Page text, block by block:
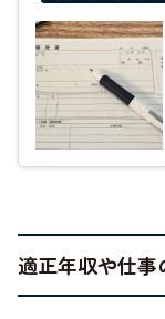
適正年収や仕事